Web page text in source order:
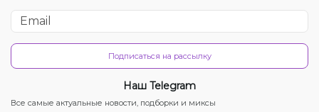
Подписаться на рассылку
Наш Telegram
Все самые актуальные новости, подборки и миксы